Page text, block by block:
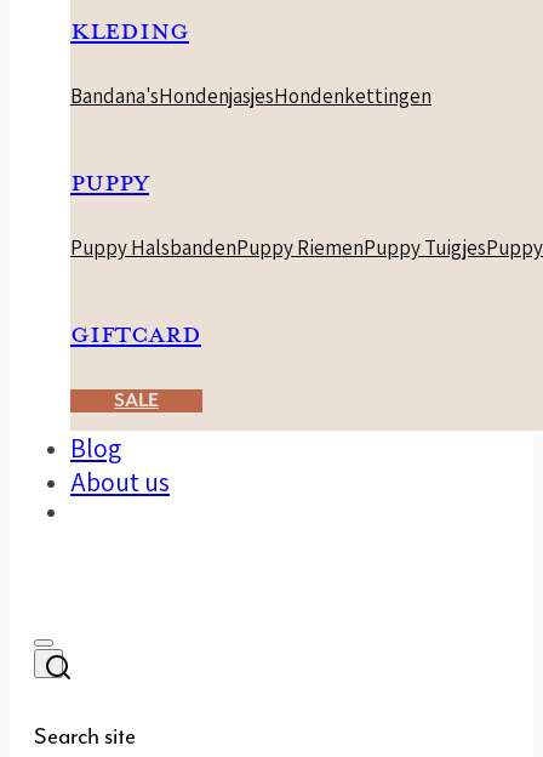
KLEDING
Bandana'sHondenjasjesHondenkettingen
PUPPY
Puppy HalsbandenPuppy RiemenPuppy Tuigjes
GIFTCARD
SALE
Blog
About us
Search site